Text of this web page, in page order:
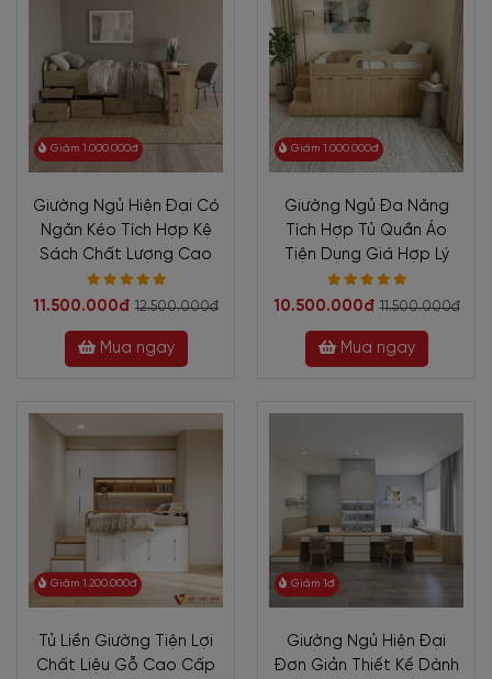
Giảm 1.000.000đ
Giường Ngủ Hiện Đại Có
Ngăn Kéo Tích Hợp Kệ
Sách Chất Lượng Cao
11.500.000đ 12.500.000đ
Mua ngay
Giảm 1.000.000đ
Giường Ngủ Đa Năng
Tích Hợp Tủ Quần Áo
Tiện Dụng Giá Hợp Lý
10.500.000đ 11.500.000đ
Mua ngay
Giảm 1.200.000đ
Tủ Liền Giường Tiện Lợi
Chất Liệu Gỗ Cao Cấp
Giảm 1đ
Giường Ngủ Hiện Đại
Đơn Giản Thiết Kế Dành